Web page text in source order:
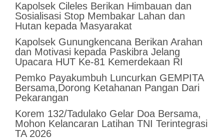
Kapolsek Cileles Berikan Himbauan dan
Sosialisasi Stop Membakar Lahan dan
Hutan kepada Masyarakat
‎Kapolsek Gunungkencana Berikan Arahan
dan Motivasi kepada Paskibra Jelang
Upacara HUT Ke-81 Kemerdekaan RI
Pemko Payakumbuh Luncurkan GEMPITA
Bersama,Dorong Ketahanan Pangan Dari
Pekarangan
Korem 132/Tadulako Gelar Doa Bersama,
Mohon Kelancaran Latihan TNI Terintegrasi
TA 2026